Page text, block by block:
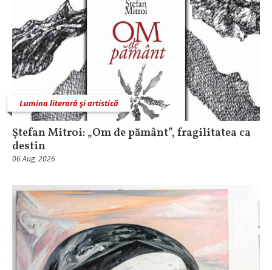
Lumina literară şi artistică
Ștefan Mitroi: „Om de pământ”, fragilitatea ca
destin
06 Aug, 2026